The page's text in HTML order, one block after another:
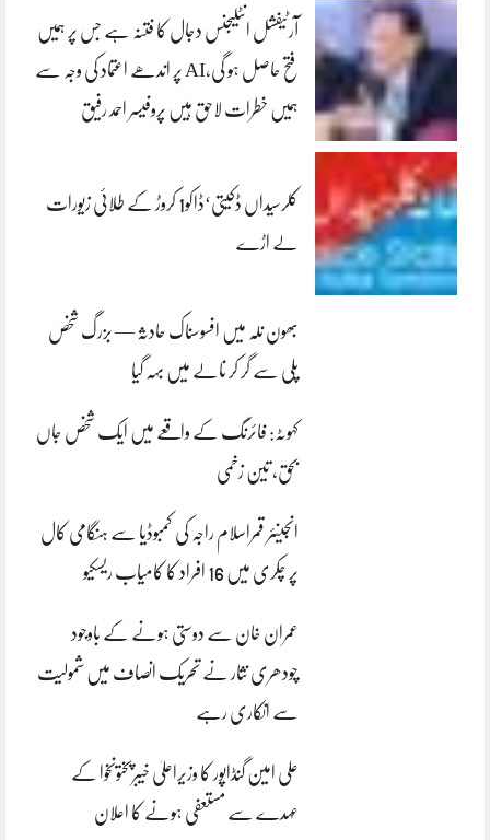
آرٹیفشل انٹلیجنس دجال کا فتنہ ہے جس پر ہمیں
فتح حاصل ہو گی،AI پر اندھے اعتماد کی وجہ سے
ہمیں خطرات لاحق ہیں پروفیسر احمد رفیق
کلرسیداں ڈکیتی‘ڈاکو1 کروڑ کے طلائی زیورات
لے اڑے
بھون نلہ میں افسوسناک حادثہ — بزرگ شخص
پلی سے گر کر نالے میں بہہ گیا
کہوٹہ: فائرنگ کے واقعے میں ایک شخص جاں
بحق، تین زخمی
انجینئر قمراسلام راجہ کی کمبوڈیا سے ہنگامی کال
پر چکری میں 16 افراد کا کامیاب ریسکیو
عمران خان سے دوستی ہونے کے باوجود
چودھری نثار نے تحریک انصاف میں شمولیت
سے انکاری رہے
علی امین گنڈاپور کا وزیراعلیٰ خیبرپختونخوا کے
عہدے سے مستعفی ہونے کا اعلان